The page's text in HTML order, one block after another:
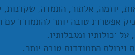
יוזמה, אלתור, התמדה, שקדנות,
אפשרות טובה יותר להתמודד עם
יכולותיו ומגבלותיו.
התמודדות טובה יותר.